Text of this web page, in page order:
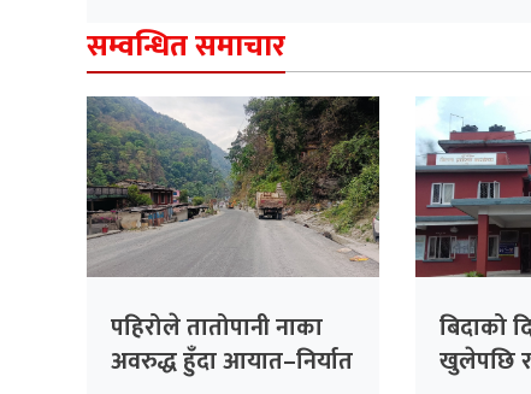
सम्वन्धित समाचार
पहिरोले तातोपानी नाका
अवरुद्ध हुँदा आयात–निर्यात
बिदाको
खुलेपछि